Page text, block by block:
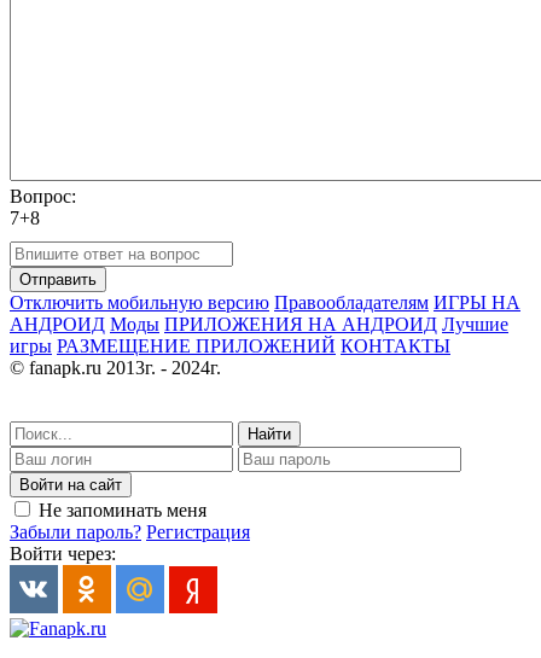
Вопрос:
7+8
Отправить
Отключить мобильную версию Правообладателям ИГРЫ НА
АНДРОИД Моды ПРИЛОЖЕНИЯ НА АНДРОИД Лучшие
игры РАЗМЕЩЕНИЕ ПРИЛОЖЕНИЙ КОНТАКТЫ
© fanapk.ru 2013г. - 2024г.
Найти
Войти на сайт
Не запоминать меня
Забыли пароль? Регистрация
Войти через: